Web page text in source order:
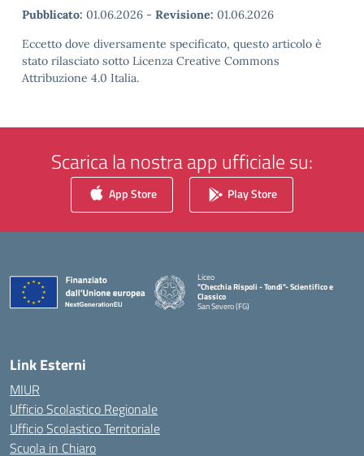
Pubblicato: 01.06.2026 - Revisione: 01.06.2026
Eccetto dove diversamente specificato, questo articolo è
stato rilasciato sotto Licenza Creative Commons
Attribuzione 4.0 Italia.
Scarica la nostra app ufficiale su:
App Store Play Store
Liceo
"Checchia Rispoli - Tondi"- Scientifico e
Classico
San Severo (FG)
Link Esterni
MIUR
Ufficio Scolastico Regionale
Ufficio Scolastico Territoriale
Scuola in Chiaro